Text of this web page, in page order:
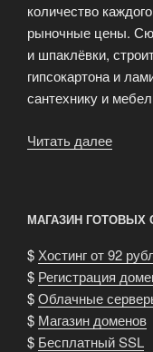
количество
рыночные цены.
и шпаклёвки,
гипсокартона и
сантехнику и
Читать далее
МАГАЗИН ГОТОВЫХ
$ Хостинг от 92
$ Регистрация
$Облачные
$ Магазин доменов
$ Бесплатный SSL